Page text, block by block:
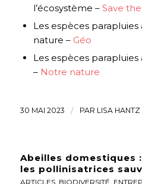
l’écosystème – Save
Les espèces parapluies
nature – Géo
Les espèces
– Notre nature
30 MAI 2023 / PAR LISA HANTZ
Abeilles domestiques
les pollinisatrices
ARTICLES, BIODIVERSITÉ